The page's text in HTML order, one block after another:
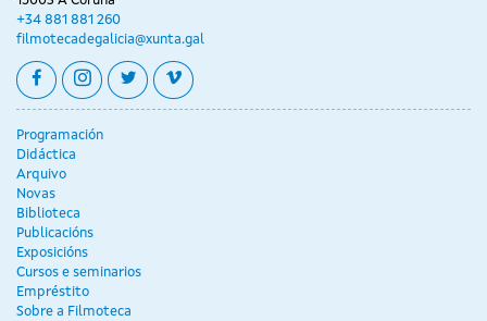
+34 881 881 260
filmotecadegalicia@xunta.gal
facebookinstagram
twittervimeo
Programación
Didáctica
Arquivo
Novas
Biblioteca
Publicacións
Exposicións
Cursos e seminarios
Empréstito
Sobre a Filmoteca